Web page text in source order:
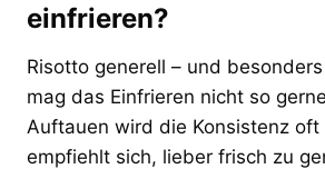
einfrieren?
Risotto generell – und
mag das Einfrieren nicht so
Auftauen wird die Konsistenz oft
empfiehlt sich, lieber frisch zu